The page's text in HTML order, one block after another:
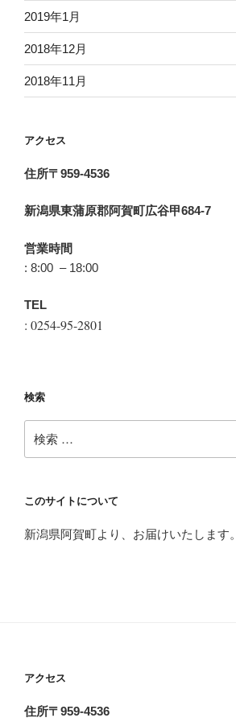
2019年1月
2018年12月
2018年11月
アクセス
住所〒959-4536
新潟県東蒲原郡阿賀町広谷甲684-7
営業時間
: 8:00 – 18:00
TEL
: 0254-95-2801
検索
索:
このサイトについて
新潟県阿賀町より、お届けいたします。
アクセス
住所〒959-4536